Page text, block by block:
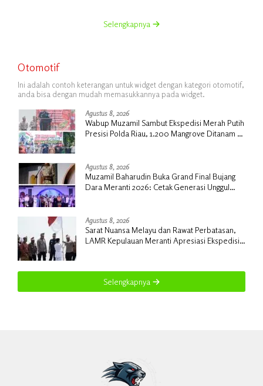
Selengkapnya
Otomotif
Ini adalah contoh keterangan untuk widget dengan kategori otomotif,
anda bisa dengan mudah memasukkannya pada widget.
Agustus 8, 2026
Wabup Muzamil Sambut Ekspedisi Merah Putih
Presisi Polda Riau, 1.200 Mangrove Ditanam di
Agustus 8, 2026
Muzamil Baharudin Buka Grand Final Bujang
Dara Meranti 2026: Cetak Generasi Unggul
Agustus 8, 2026
Sarat Nuansa Melayu dan Rawat Perbatasan,
LAMR Kepulauan Meranti Apresiasi Ekspedisi
Selengkapnya